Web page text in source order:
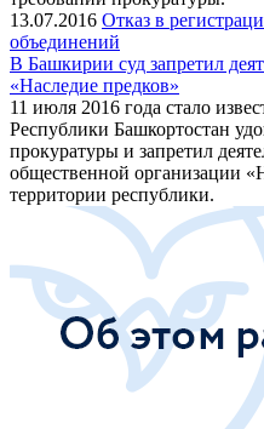
13.07.2016 Отказ в
объединений
В Башкирии суд запретил
«Наследие предков»
11 июля 2016 года стало
Республики Башкортостан
прокуратуры и запретил
общественной организации
территории республики.